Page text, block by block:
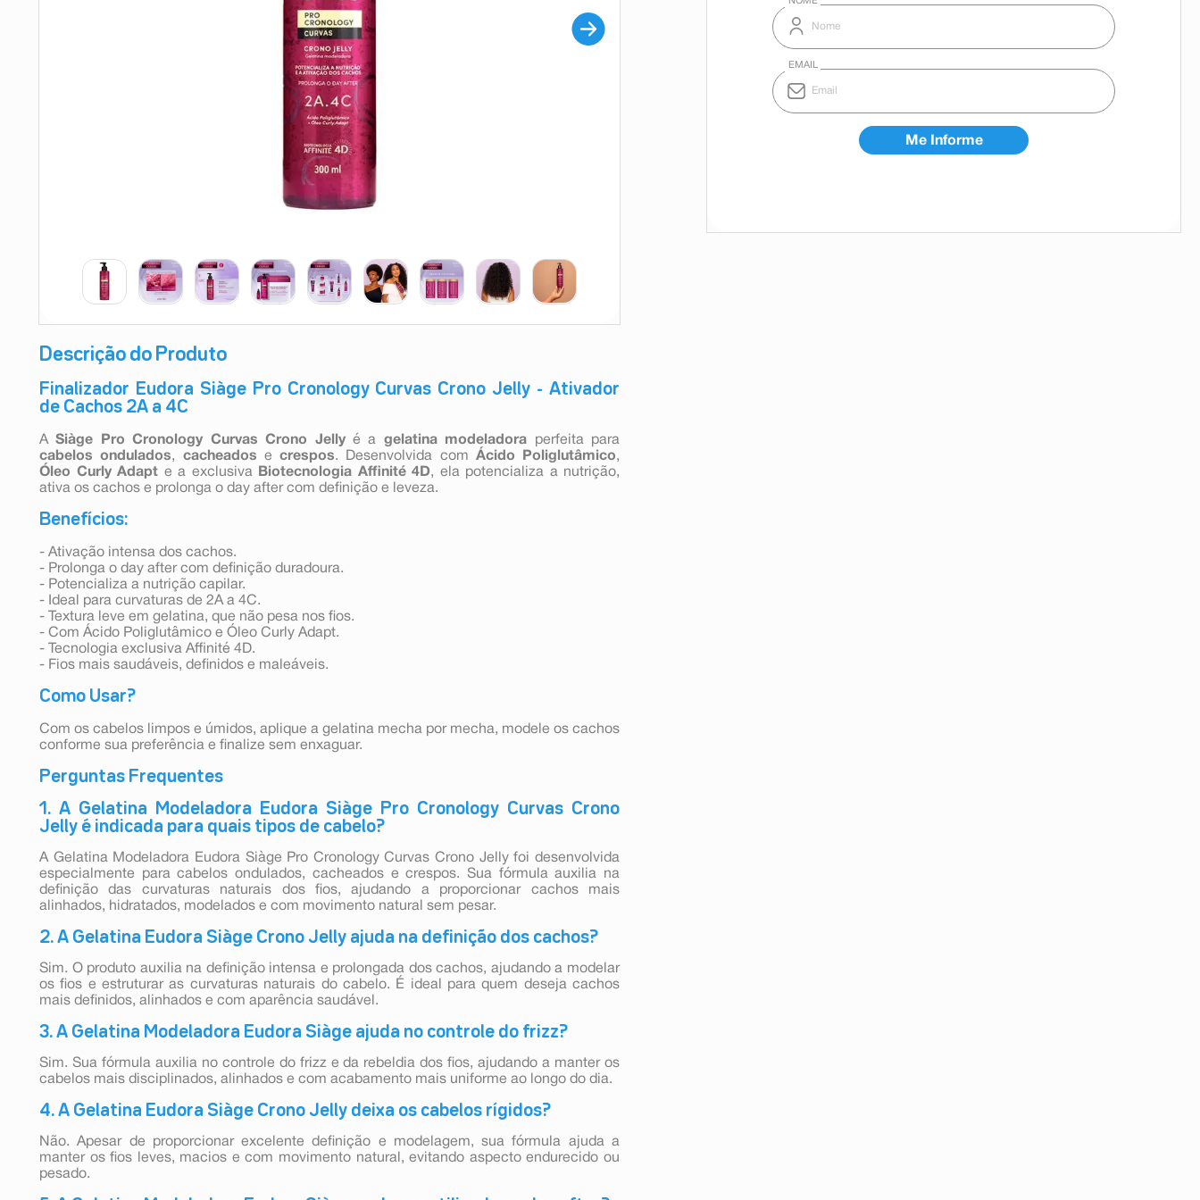
Descrição do Produto
Finalizador Eudora Siàge Pro Cronology Curvas Crono Jelly - Ativador
de Cachos 2A a 4C
ASiàge Pro Cronology Curvas Crono Jellyé a gelatina modeladora perfeita para
cabelos ondulados, cacheados e crespos. Desenvolvida com Ácido Poliglutâmico,
Óleo Curly Adapt e a exclusiva Biotecnologia Affinité 4D, ela potencializa a nutrição,
ativa os cachos e prolonga o day after com definição e leveza.
Benefícios:
- Ativação intensa dos cachos.
- Prolonga o day after com definição duradoura.
- Potencializa a nutrição capilar.
- Ideal para curvaturas de 2A a 4C.
- Textura leve em gelatina, que não pesa nos fios.
- Com Ácido Poliglutâmico e Óleo Curly Adapt.
- Tecnologia exclusiva Affinité 4D.
- Fios mais saudáveis, definidos e maleáveis.
Como Usar?
Com os cabelos limpos e úmidos, aplique a gelatina mecha por mecha, modele os cachos
conforme sua preferência e finalize sem enxaguar.
Perguntas Frequentes
1. A Gelatina Modeladora Eudora Siàge Pro Cronology Curvas Crono
Jelly é indicada para quais tipos de cabelo?
A Gelatina Modeladora Eudora Siàge Pro Cronology Curvas Crono Jelly foi desenvolvida
especialmente para cabelos ondulados, cacheados e crespos. Sua fórmula auxilia na
definição das curvaturas naturais dos fios, ajudando a proporcionar cachos mais
alinhados, hidratados, modelados e com movimento natural sem pesar.
2. A Gelatina Eudora Siàge Crono Jelly ajuda na definição dos cachos?
Sim. O produto auxilia na definição intensa e prolongada dos cachos, ajudando a modelar
os fios e estruturar as curvaturas naturais do cabelo. É ideal para quem deseja cachos
mais definidos, alinhados e com aparência saudável.
3. A Gelatina Modeladora Eudora Siàge ajuda no controle do frizz?
Sim. Sua fórmula auxilia no controle do frizz e da rebeldia dos fios, ajudando a manter os
cabelos mais disciplinados, alinhados e com acabamento mais uniforme ao longo do dia.
4. A Gelatina Eudora Siàge Crono Jelly deixa os cabelos rígidos?
Não. Apesar de proporcionar excelente definição e modelagem, sua fórmula ajuda a
manter os fios leves, macios e com movimento natural, evitando aspecto endurecido ou
pesado.
absorvente
shampoo